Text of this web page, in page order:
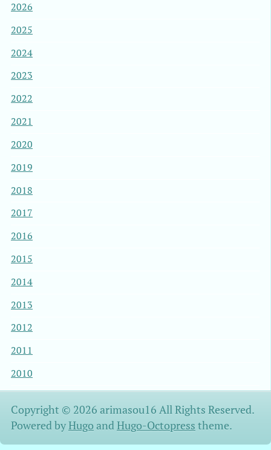
2026
2025
2024
2023
2022
2021
2020
2019
2018
2017
2016
2015
2014
2013
2012
2011
2010
Copyright © 2026 arimasou16 All Rights Reserved.
Powered byHugo andHugo-Octopress theme.